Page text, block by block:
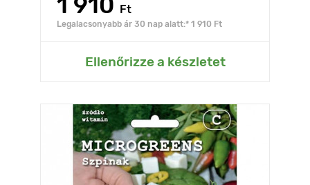
Ft
Legalacsonyabb ár 30 nap alatt:* 1 910 Ft
Ellenőrizze a készletet